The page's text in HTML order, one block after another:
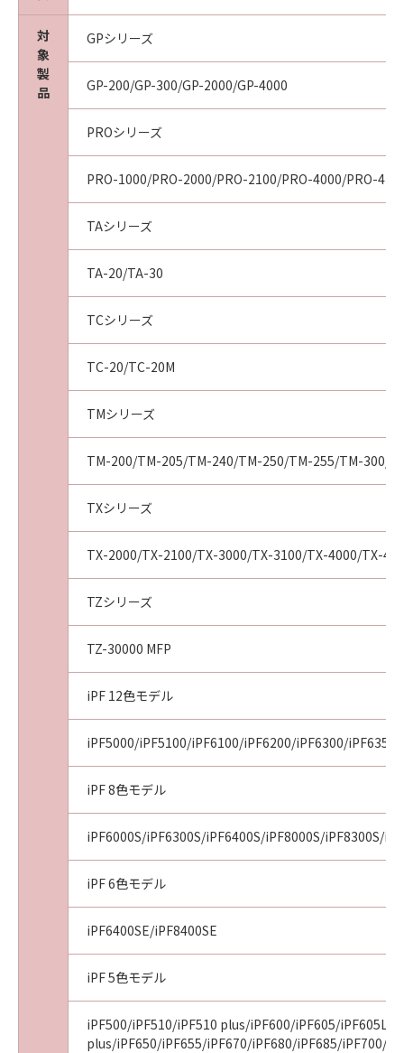
ついて知らされていた場合でも同様です。
(3) キヤノン、キヤノンの関連会社、それらの販
売代理店及び販売店は、「本ソフトウエア」の
使用に起因または関連してお客様と第三者との
間に生じたいかなる紛争についても、一切責任
を負わないものとします。
(4) 以上が、「本ソフトウエア」に関するキヤノ
ン、キヤノンの関連会社、それらの販売代理店
及び販売店のすべての責任であり、お客様の唯
一の救済です。
より必要な認可等を得ることなしに「本ソフト
ウエア」の全部または一部を、直接または間接
契約期間
(1) 本契約は、お客様が「本ソフトウエア」を
インストールされた時点で発効し、下記(2)また
は(3)により終了されるまで有効に存続します。
(2) お客様は、「本ソフトウエア」及びその複
製物のすべてを廃棄及び消去することにより、
本契約を終了させることができます。
(3) キヤノンは、お客様が本契約のいずれかの条
項に違反した場合、直ちに本契約を終了させる
(4) お客様は、上記(3)による本契約の終了後直
ちに、「本ソフトウエア」及びその複製物のす
準拠法
本契約は、日本国法に準拠するものとします。
U.S. GOVERNMENT RESTRICTED RIGHTS
NOTICE:
The Software is a "commercial item," as that
term is defined at 48 C.F.R. 2.101 (Oct 1995),
consisting of "commercial computer
software" and "commercial computer
software documentation," as such terms are
Consistent with 48 C.F.R. 12.212 and 48 C.F.R.
227.7202-1 through 227.7202-4 (June 1995),
the Software with only those rights set forth
herein. Manufacturer is Canon Inc./30-2,
Shimomaruko 3-chome, Ohta-ku, Tokyo 146-
8501, Japan.
本条において、"the Software"という語は、本
契約における「本ソフトウエア」を意味するも
のとします。
対
象
製
品
GPシリーズ
GP-200/GP-300/GP-2000/GP-4000
PROシリーズ
PRO-1000/PRO-2000/PRO-2100/PRO-4000/PRO-
TAシリーズ
TA-20/TA-30
TCシリーズ
TC-20/TC-20M
TMシリーズ
TM-200/TM-205/TM-240/TM-250/TM-255/TM-300/
TXシリーズ
TX-2000/TX-2100/TX-3000/TX-3100/TX-4000/TX-
TZシリーズ
TZ-30000 MFP
iPF 12色モデル
iPF5000/iPF5100/iPF6100/iPF6200/iPF6300/
iPF 8色モデル
iPF6000S/iPF6300S/iPF6400S/iPF8000S/iPF8300S/
iPF 6色モデル
iPF6400SE/iPF8400SE
iPF 5色モデル
iPF500/iPF510/iPF510 plus/iPF600/iPF605/iPF605L/
plus/iPF650/iPF655/iPF670/iPF680/iPF685/iPF700/